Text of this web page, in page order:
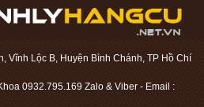
Vĩnh Lộc B, Huyện Bình Chánh, TP Hồ Chí
0932.795.169 Zalo & Viber - Email :